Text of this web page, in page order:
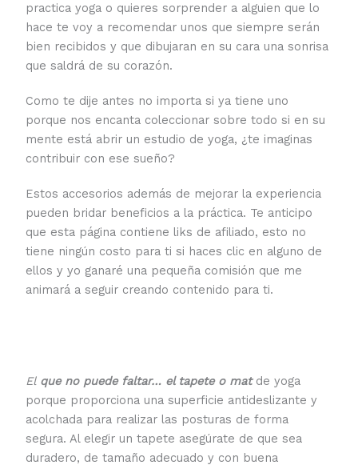
practica yoga o quieres sorprender a alguien que lo
hace te voy a recomendar unos que siempre serán
bien recibidos y que dibujaran en su cara una sonrisa
que saldrá de su corazón.
Como te dije antes no importa si ya tiene uno
porque nos encanta coleccionar sobre todo si en su
mente está abrir un estudio de yoga, ¿te imaginas
contribuir con ese sueño?
Estos accesorios además de mejorar la experiencia
pueden bridar beneficios a la práctica. Te anticipo
que esta página contiene liks de afiliado, esto no
tiene ningún costo para ti si haces clic en alguno de
ellos y yo ganaré una pequeña comisión que me
animará a seguir creando contenido para ti.
Elque no puede faltar… el tapete o mat de yoga
porque proporciona una superficie antideslizante y
acolchada para realizar las posturas de forma
segura. Al elegir un tapete asegúrate de que sea
duradero, de tamaño adecuado y con buena